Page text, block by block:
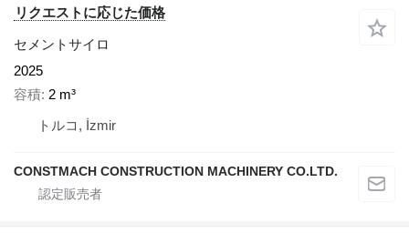
リクエストに応じた価格
セメントサイロ
2025
容積 2 m³
トルコ, İzmir
CONSTMACH CONSTRUCTION MACHINERY CO.LTD.